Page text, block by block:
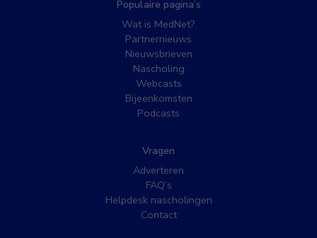
Populaire pagina’s
Wat is MedNet?
Partnernieuws
Nieuwsbrieven
Nascholing
Webcasts
Bijeenkomsten
Podcasts
Vragen
Adverteren
FAQ’s
Helpdesk nascholingen
Contact